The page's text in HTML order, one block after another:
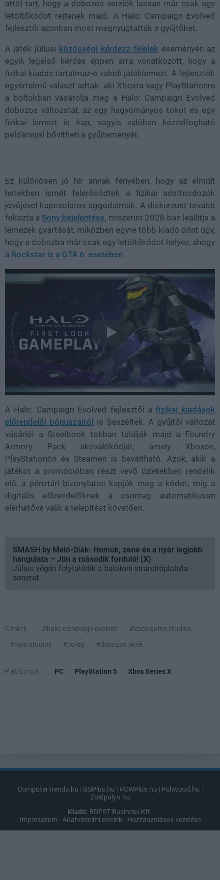
attól tart, hogy a dobozos verziók lassan már csak egy
letöltőkódot rejtenek majd. A Halo: Campaign Evolved
fejlesztői azonban most megnyugtatták a gyűjtőket.
A játék júliusi közösségi kérdezz-felelek eseményén az
egyik legelső kérdés éppen arra vonatkozott, hogy a
fizikai kiadás tartalmaz-e valódi játéklemezt. A fejlesztők
egyértelmű választ adtak: aki Xboxra vagy PlayStationre
a boltokban vásárolja meg a Halo: Campaign Evolved
dobozos változatát, az egy hagyományos tokot és egy
fizikai lemezt is kap, vagyis valóban kézzelfogható
példánnyal bővítheti a gyűjteményét.
Ez különösen jó hír annak fényében, hogy az elmúlt
hetekben ismét felerősödtek a fizikai adathordozók
jövőjével kapcsolatos aggodalmak. A diskurzust tovább
fokozta a Sony bejelentése, miszerint 2028-ban leállítja a
lemezek gyártását, miközben egyre több kiadó dönt úgy,
hogy a dobozba már csak egy letöltőkódot helyez, ahogy
a Rockstar is a GTA 6 esetében.
A Halo: Campaign Evolved fejlesztői a fizikai kiadások
előrendelői bónuszairól is beszéltek. A gyűjtői változat
vásárlói a Steelbook tokban találják majd a Foundry
Armory Pack aktiválókódját, amely Xboxon,
PlayStationön és Steamen is beváltható. Azok, akik a
játékot a promócióban részt vevő üzletekben rendelik
elő, a pénztári bizonylaton kapják meg a kódot, míg a
digitális előrendelőknek a csomag automatikusan
elérhetővé válik a telepítést követően.
SMASH by Meló-Diák: Homok, zene és a nyár legjobb
hangulata – Jön a második forduló! (X)
Július végén folytatódik a balatoni strandröplabda-
sorozat.
Címkék: #halo: campaign evolved
#xbox game studios
#halo studios
#co-op #dobozos játék
Platformok: PC PlayStation 5 Xbox Series X
ComputerTrends.hu | GSPlus.hu | PCWPlus.hu | Puliwood.hu |
Zoldpalya.hu
Kiadó: BDPST Business Kft.
Impresszum - Adatvédelmi elveink - Hozzászólások kezelése